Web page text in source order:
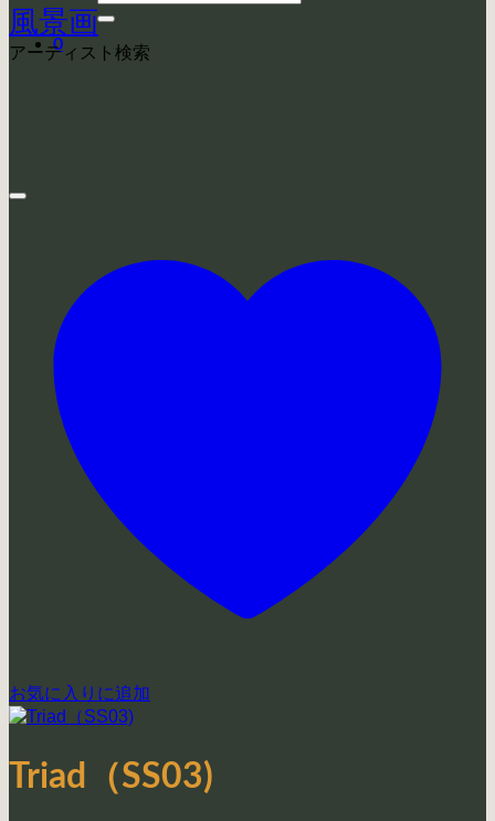
索
対
象:
0
風景画
アーティスト検索
お気に入りに追加
Triad（SS03)